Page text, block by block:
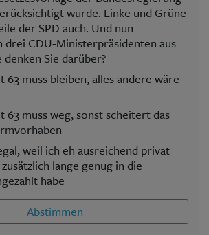
wurde. Linke und Grüne
der SPD auch. Und nun
drei CDU-Ministerpräsidenten aus
Sie darüber?
63 muss bleiben, alles andere wäre
63 muss weg, sonst scheitert das
weil ich eh ausreichend privat
lange genug in die
habe
Abstimmen